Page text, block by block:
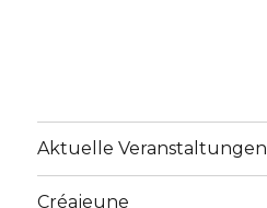
Aktuelle Veranstaltungen
Créajeune